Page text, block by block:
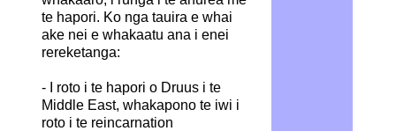
te hapori. Ko nga tauira e whai
ake nei e whakaatu ana i enei
rereketanga:
- I roto i te hapori o Druus i te
Middle East, whakapono te iwi i
roto i te reincarnation